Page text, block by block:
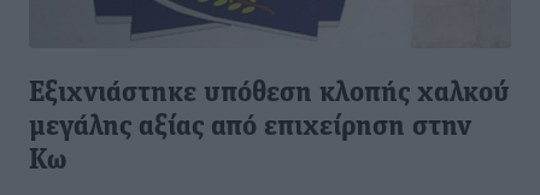
Εξιχνιάστηκε υπόθεση κλοπής χαλκού
μεγάλης αξίας από επιχείρηση στην
Κω